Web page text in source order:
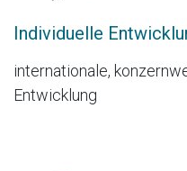
Individuelle
internationale,
Entwicklung